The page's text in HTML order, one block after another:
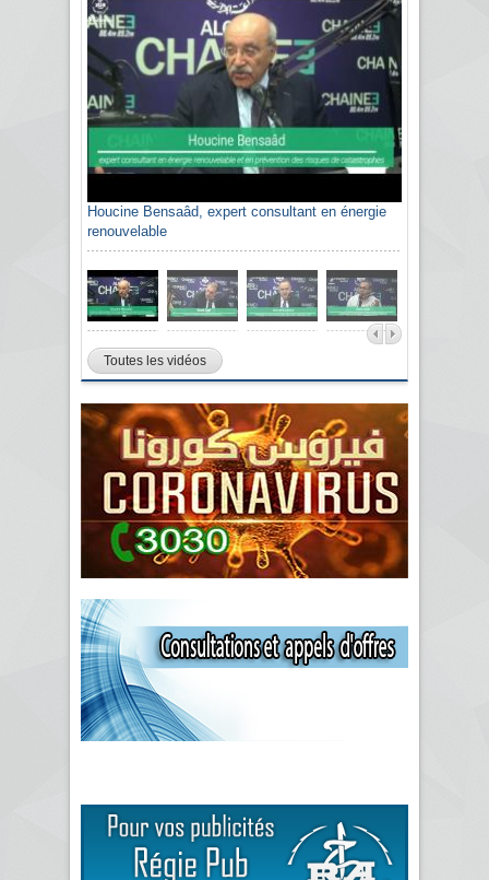
Houcine Bensaâd, expert consultant en énergie
renouvelable
Toutes les vidéos